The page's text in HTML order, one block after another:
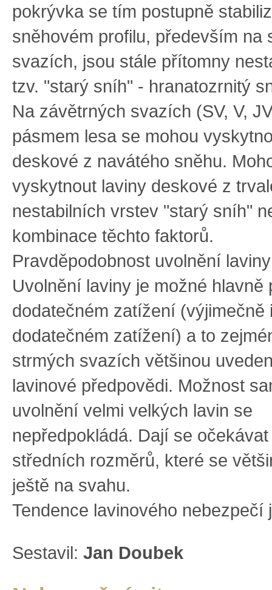
pokrývka se tím postupně
sněhovém profilu, především na
svazích, jsou stále přítomny
tzv. "starý sníh" - hranatozrnitý
Na závětrných svazích (SV, V,
pásmem lesa se mohou
deskové z navátého sněhu.
vyskytnout laviny deskové z
nestabilních vrstev "starý sníh"
kombinace těchto faktorů.
Pravděpodobnost uvolnění
Uvolnění laviny je možné hlavně
dodatečném zatížení (výjimečně
dodatečném zatížení) a to
strmých svazích většinou
lavinové předpovědi. Možnost
uvolnění velmi velkých lavin se
nepředpokládá. Dají se
středních rozměrů, které se
ještě na svahu.
Tendence lavinového nebezpečí
Sestavil: Jan Doubek